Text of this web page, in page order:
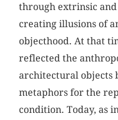
through extrinsic and
creating illusions of
objecthood. At that
reflected the
architectural objects
metaphors for the
condition. Today, as